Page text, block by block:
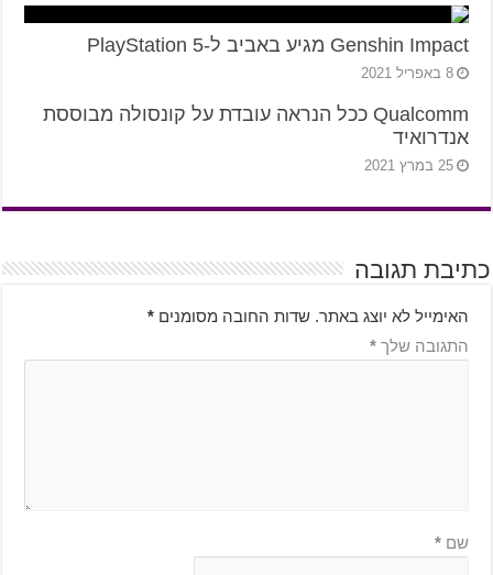
Genshin Impact מגיע באביב ל-PlayStation 5
8 באפריל 2021
Qualcomm ככל הנראה עובדת על קונסולה מבוססת
אנדרואיד
25 במרץ 2021
כתיבת תגובה
האימייל לא יוצג באתר. שדות החובה מסומנים *
התגובה שלך *
שם *